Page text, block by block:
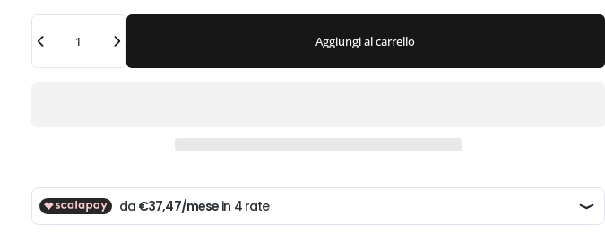
Quantità
Aggiungi al carrello